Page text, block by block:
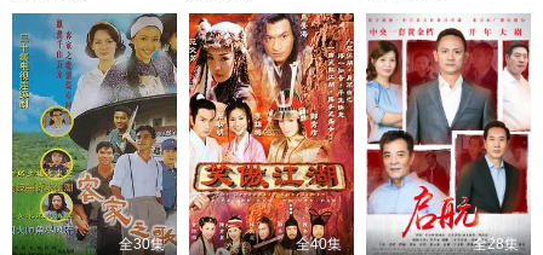
全30集 全40集 全28集